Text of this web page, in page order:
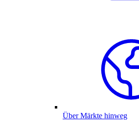
Über Märkte hinweg